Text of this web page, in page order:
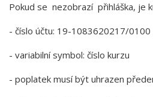
Pokud se nezobrazí přihláška, je
- číslo účtu: 19-1083620217/0100
- variabilní symbol: číslo kurzu
- poplatek musí být uhrazen